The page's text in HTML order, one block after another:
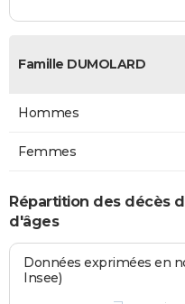
Famille DUMOLARD
Hommes
Femmes
Répartition des décès
d'âges
Données exprimées en
Insee)